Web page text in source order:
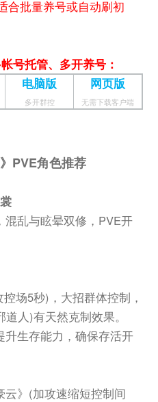
合批量养号或自动刷初
号托管、多开养号：
电脑版
多开群控
网页版
无需下载客户端
PVE角色推荐
混乱与眩晕双修，PVE开
场5秒)，大招群体控制，
人)有天然克制效果。
升生存能力，确保存活开
云》(加攻速缩短控制间